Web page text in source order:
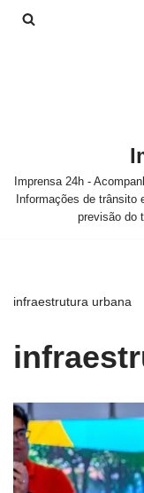
Imprensa 24h -
Informações de trânsito
previsão do
infraestrutura urbana